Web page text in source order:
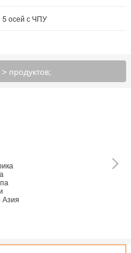
5 осей с ЧПУ
продуктов;
Азия